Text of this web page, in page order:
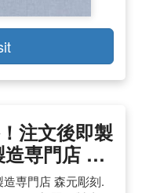
注文後即製
造専門店 …
専門店 森元彫刻.